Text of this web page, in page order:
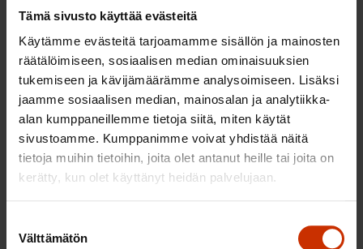
Tämä sivusto käyttää evästeitä
Käytämme evästeitä tarjoamamme sisällön ja mainosten
räätälöimiseen, sosiaalisen median ominaisuuksien
tukemiseen ja kävijämäärämme analysoimiseen. Lisäksi
jaamme sosiaalisen median, mainosalan ja analytiikka-
alan kumppaneillemme tietoja siitä, miten käytät
sivustoamme. Kumppanimme voivat yhdistää näitä
tietoja muihin tietoihin, joita olet antanut heille tai joita on
kerätty, kun olet käyttänyt heidän palvelujaan.
valinta
Välttämätön
terveydenhuollon asiantuntijoista, vaan tarvitaan
palvelujen käyttäjien edustajia.
Sosiaali- ja terveydenhuollon järjestäminen
yhtenä kokonaisuutena tuo mukanaan
synergiaetuja, joita ei voi väheksyä. On kuitenkin
toimintoja, joilla ei ole juurikaan yhteisiä
rajapintoja tai päällekkäisyyksiä. Ei ole
sosiaali- ja terveydenhuollon järjestämisestä